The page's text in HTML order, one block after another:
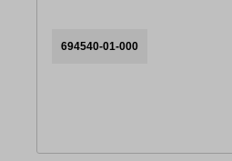
694540-01-000